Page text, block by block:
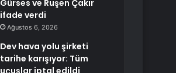
Gürses ve Ruşen Çakır
ifade verdi
Ağustos 6, 2026
Dev hava yolu şirketi
tarihe karışıyor: Tüm
uçuşlar iptal edildi